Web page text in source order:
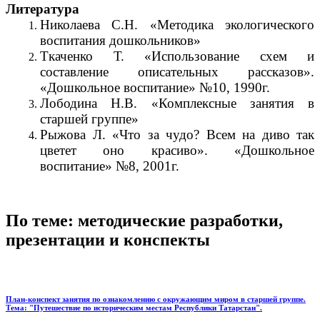
Литература
Николаева С.Н. «Методика экологического
воспитания дошкольников»
Ткаченко Т. «Использование схем и
составление описательных рассказов».
«Дошкольное воспитание» №10, 1990г.
Лободина Н.В. «Комплексные занятия в
старшей группе»
Рыжова Л. «Что за чудо? Всем на диво так
цветет оно красиво». «Дошкольное
воспитание» №8, 2001г.
По теме: методические разработки,
презентации и конспекты
План-конспект занятия по ознакомлению с окружающим миром в старшей группе.
Тема: "Путешествие по историческим местам Республики Татарстан".